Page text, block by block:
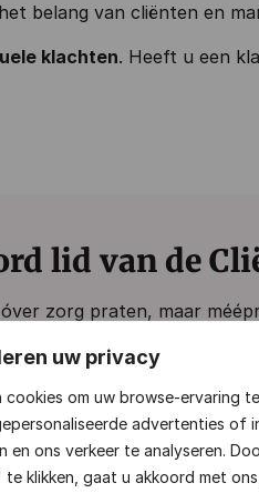
uw privacy
cookies om uw browse-ervaring te
advertenties of
en ons verkeer te analyseren.
klikken, gaat u akkoord met
belang van cliënten en
klachten. Heeft u een
lid van de
zorg praten, maar
zeven andere leden in
u deze met de directie om
we van u?
2–3 dagdelen per
bijeenkomsten).